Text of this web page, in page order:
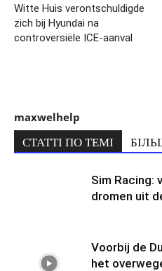
Witte Huis verontschuldigde
zich bij Hyundai na
controversiële ICE-aanval
maxwelhelp
СТАТТІ ПО ТЕМІ
Sim Racing:
dromen uit
Voorbij de
het